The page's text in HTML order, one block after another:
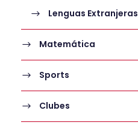
Lenguas Extranjeras
Matemática
Sports
Clubes